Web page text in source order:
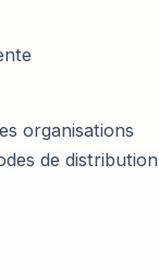
organisations
de distribution